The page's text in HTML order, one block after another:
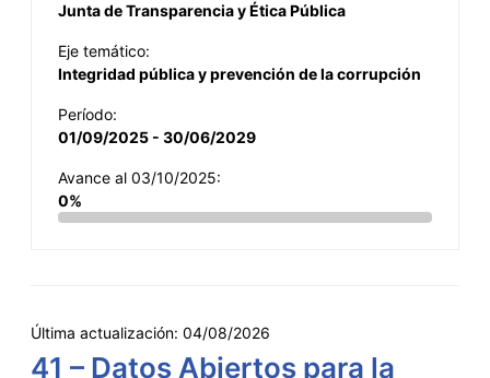
Junta de Transparencia y Ética Pública
Eje temático:
Integridad pública y prevención de la corrupción
Período:
01/09/2025 - 30/06/2029
Avance al 03/10/2025:
0%
Última actualización: 04/08/2026
41 – Datos Abiertos para la